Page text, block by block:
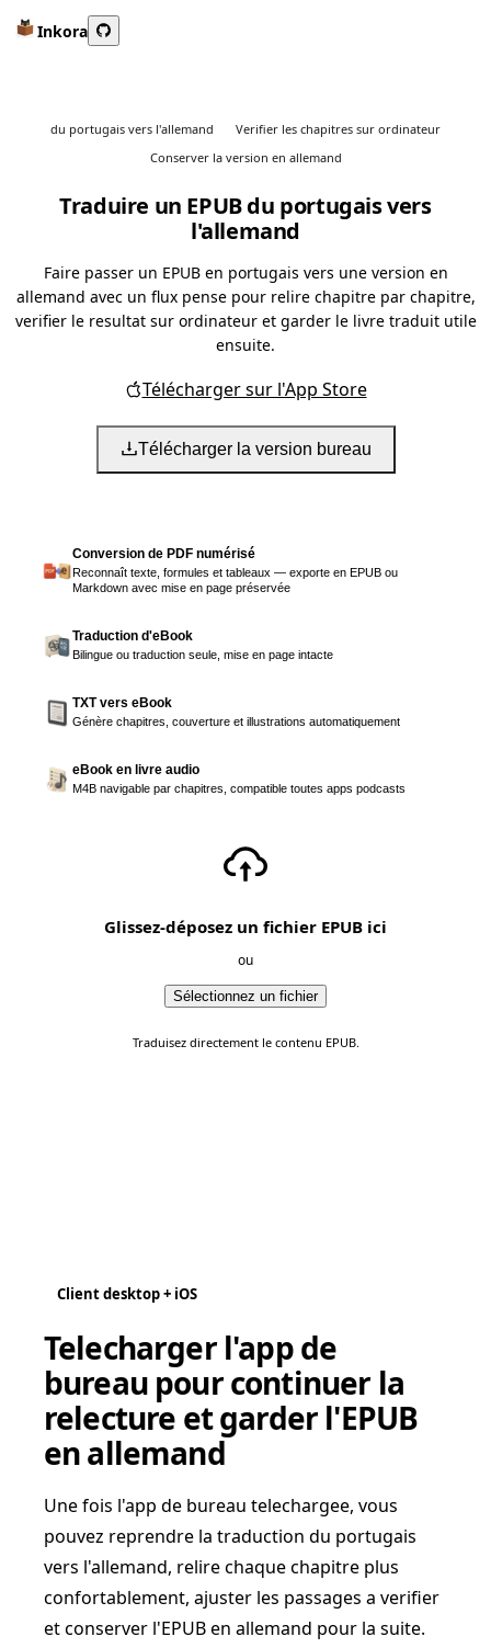
Inkora
du portugais vers l'allemand
Verifier les chapitres sur ordinateur
Conserver la version en allemand
Traduire un EPUB du portugais vers
l'allemand
Faire passer un EPUB en portugais vers une version en
allemand avec un flux pense pour relire chapitre par chapitre,
verifier le resultat sur ordinateur et garder le livre traduit utile
ensuite.
Télécharger sur l'App Store
Télécharger la version bureau
Conversion de PDF numérisé
Reconnaît texte, formules et tableaux — exporte en EPUB ou
Markdown avec mise en page préservée
Traduction d'eBook
Bilingue ou traduction seule, mise en page intacte
TXT vers eBook
Génère chapitres, couverture et illustrations automatiquement
eBook en livre audio
M4B navigable par chapitres, compatible toutes apps podcasts
Glissez-déposez un fichier EPUB ici
ou
Sélectionnez un fichier
Traduisez directement le contenu EPUB.
Client desktop + iOS
Telecharger l'app de
bureau pour continuer la
relecture et garder l'EPUB
en allemand
Une fois l'app de bureau telechargee, vous
pouvez reprendre la traduction du portugais
vers l'allemand, relire chaque chapitre plus
confortablement, ajuster les passages a verifier
et conserver l'EPUB en allemand pour la suite.